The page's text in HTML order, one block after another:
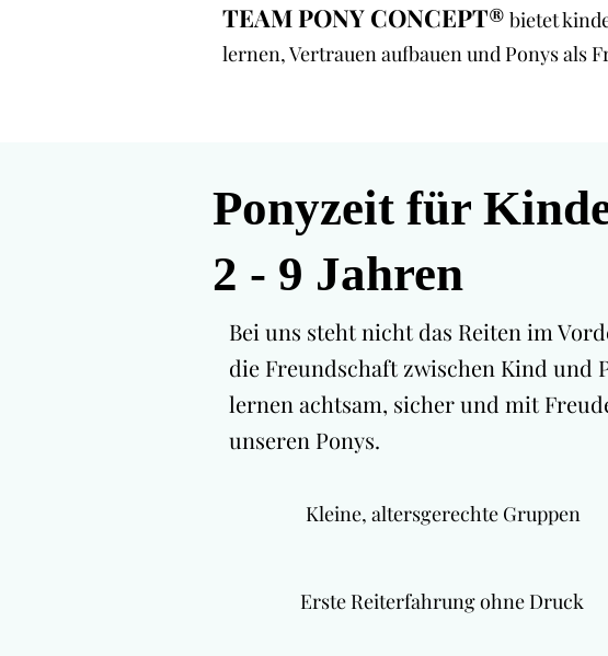
TEAM PONY CONCEPT® bietet
lernen, Vertrauen aufbauen und Ponys als
Ponyzeit für
2 - 9 Jahren
Bei uns steht nicht das Reiten im
die Freundschaft zwischen Kind und
lernen achtsam, sicher und mit
unseren Ponys.
Kleine, altersgerechte Gruppen
Erste Reiterfahrung ohne Druck